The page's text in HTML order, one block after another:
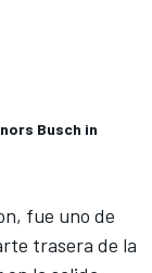
Busch in
fue uno de
trasera de la